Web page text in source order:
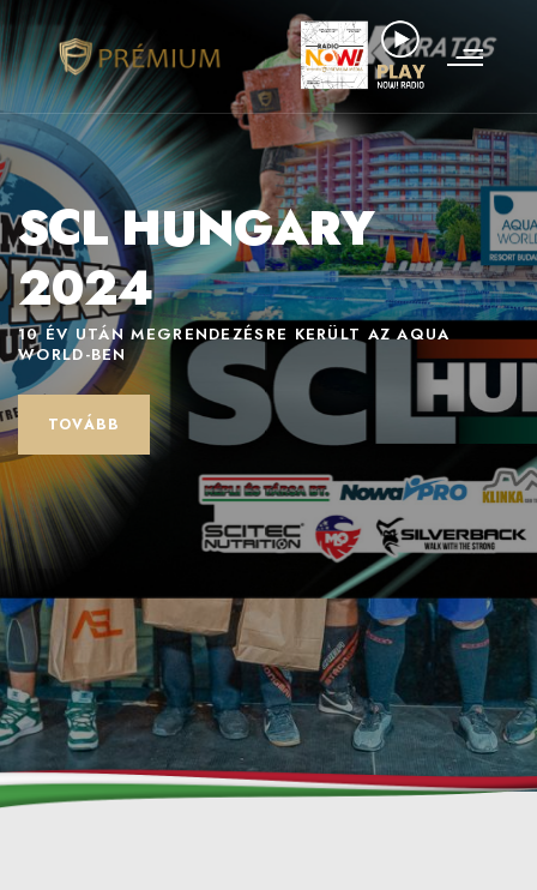
SCL HUNGARY
2024
10 ÉV UTÁN MEGRENDEZÉSRE KERÜLT AZ AQUA
WORLD-BEN
TOVÁBB